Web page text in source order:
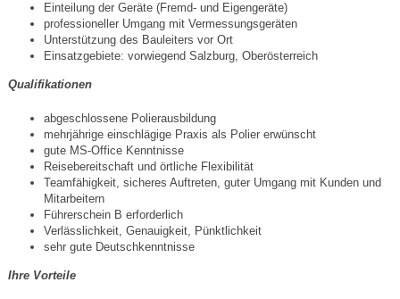
Einteilung der Geräte (Fremd- und Eigengeräte)
professioneller Umgang mit Vermessungsgeräten
Unterstützung des Bauleiters vor Ort
Einsatzgebiete: vorwiegend Salzburg, Oberösterreich
Qualifikationen
abgeschlossene Polierausbildung
mehrjährige einschlägige Praxis als Polier erwünscht
gute MS-Office Kenntnisse
Reisebereitschaft und örtliche Flexibilität
Teamfähigkeit, sicheres Auftreten, guter Umgang mit Kunden und
Mitarbeitern
Führerschein B erforderlich
Verlässlichkeit, Genauigkeit, Pünktlichkeit
sehr gute Deutschkenntnisse
Ihre Vorteile